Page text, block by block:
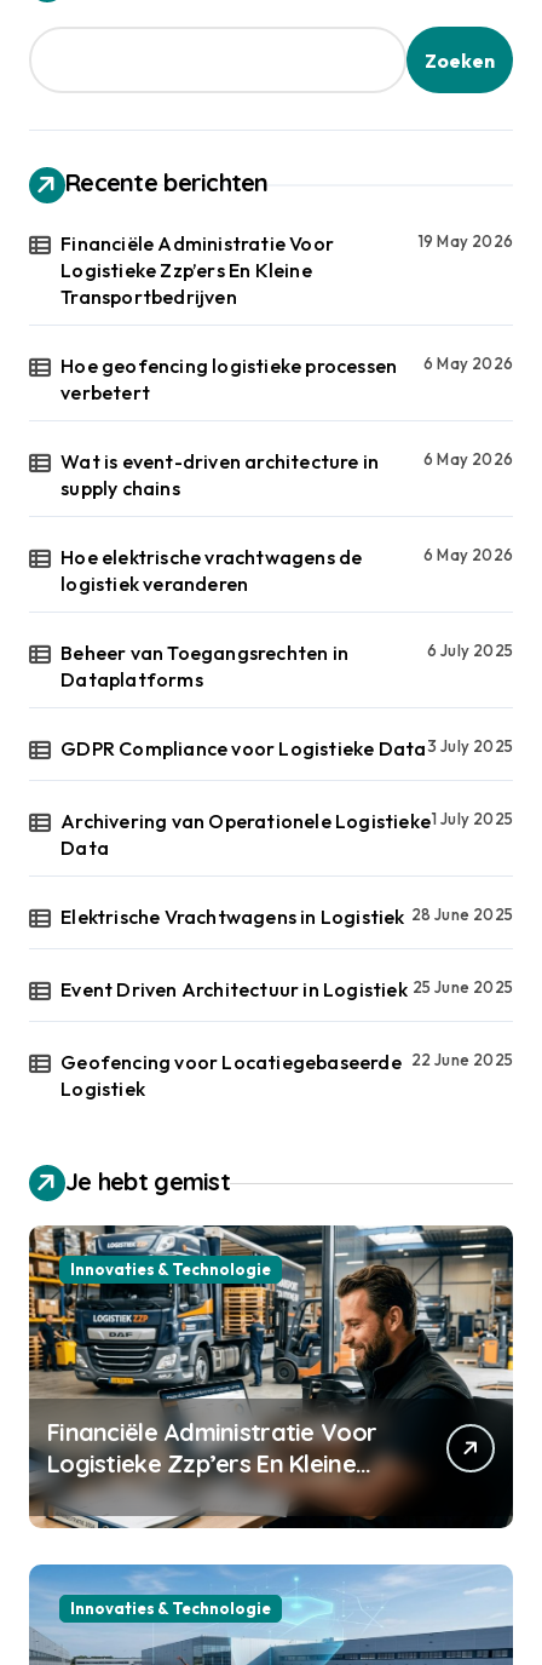
Zoeken
Recente berichten
Financiële Administratie Voor
Logistieke Zzp’ers En Kleine
Transportbedrijven
19 May 2026
Hoe geofencing logistieke processen
verbetert
6 May 2026
Wat is event-driven architecture in
supply chains
6 May 2026
Hoe elektrische vrachtwagens de
logistiek veranderen
6 May 2026
Beheer van Toegangsrechten in
Dataplatforms
6 July 2025
GDPR Compliance voor Logistieke Data3 July 2025
Archivering van Operationele Logistieke
Data
1 July 2025
Elektrische Vrachtwagens in Logistiek 28 June 2025
Event Driven Architectuur in Logistiek 25 June 2025
Geofencing voor Locatiegebaseerde
Logistiek
22 June 2025
Je hebt gemist
Innovaties & Technologie
Financiële Administratie Voor
Logistieke Zzp’ers En Kleine
Transportbedrijven
Innovaties & Technologie